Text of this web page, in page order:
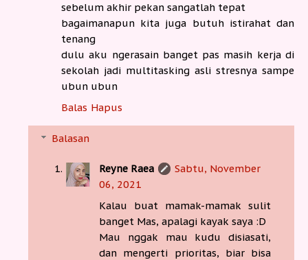
sebelum akhir pekan sangatlah tepat
bagaimanapun kita juga butuh istirahat dan
tenang
dulu aku ngerasain banget pas masih kerja di
sekolah jadi multitasking asli stresnya sampe
ubun ubun
Balas Hapus
Balasan
Reyne Raea
Sabtu, November
06, 2021
Kalau buat mamak-mamak sulit
banget Mas, apalagi kayak saya :D
Mau nggak mau kudu disiasati,
dan mengerti prioritas, biar bisa